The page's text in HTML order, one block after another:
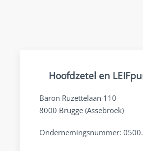
Hoofdzetel en
Baron Ruzettelaan 110
8000 Brugge (Assebroek)
Ondernemingsnummer: